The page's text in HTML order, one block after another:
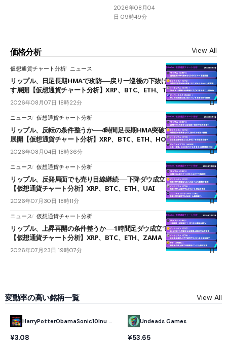
2026年08月04
日 09時49分
価格分析 View All
仮想通貨チャート分析 ニュース
リップル、日足長期HMAで攻防──戻り一巡後の下抜けで0.95ドルを試
す展開【仮想通貨チャート分析】XRP、BTC、ETH、TAKE
2026年08月07日 18時22分
ニュース 仮想通貨チャート分析
リップル、反転の条件整うか──4時間足長期HMA突破で雲下端を目指す
展開【仮想通貨チャート分析】XRP、BTC、ETH、HOME
2026年08月04日 18時36分
ニュース 仮想通貨チャート分析
リップル、反発局面でも売り目線継続──下降ダウ成立で下値追う展開
【仮想通貨チャート分析】XRP、BTC、ETH、UAI
2026年07月30日 18時11分
ニュース 仮想通貨チャート分析
リップル、上昇再開の条件整うか──1時間足ダウ成立で1.185ドルを狙う
【仮想通貨チャート分析】XRP、BTC、ETH、ZAMA
2026年07月23日 19時07分
変動率の高い銘柄一覧 View All
HarryPotterObamaSonic10Inu (ETH)
¥3.08
Undeads Games
¥53.65